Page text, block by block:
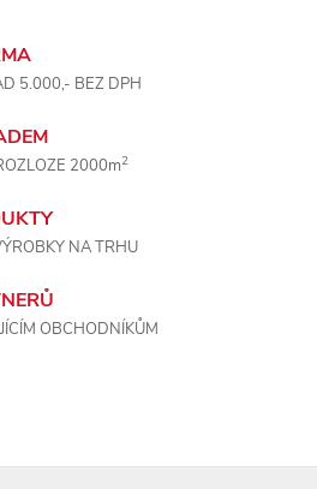
5.000,- BEZ DPH
2000m2
NA TRHU
OBCHODNÍKŮM